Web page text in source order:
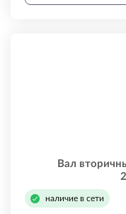
Вал
наличие в сети